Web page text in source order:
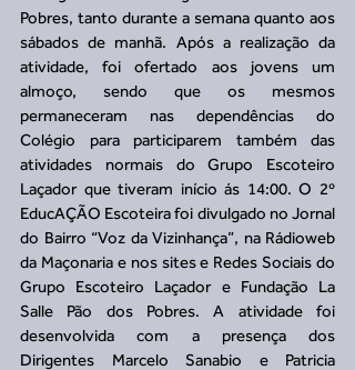
Pobres, tanto durante a semana quanto aos
sábados de manhã. Após a realização da
atividade, foi ofertado aos jovens um
almoço, sendo que os mesmos
permaneceram nas dependências do
Colégio para participarem também das
atividades normais do Grupo Escoteiro
Laçador que tiveram início ás 14:00. O 2º
EducAÇÃO Escoteira foi divulgado no Jornal
do Bairro “Voz da Vizinhança”, na Rádioweb
da Maçonaria e nos sites e Redes Sociais do
Grupo Escoteiro Laçador e Fundação La
Salle Pão dos Pobres. A atividade foi
desenvolvida com a presença dos
Dirigentes Marcelo Sanabio e Patricia